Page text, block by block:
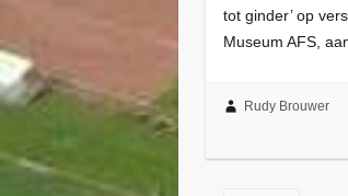
tot ginder’ op
Museum AFS,
Rudy Brouwer